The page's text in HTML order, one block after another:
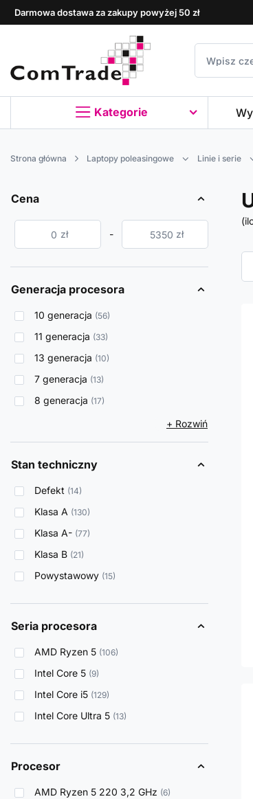
Darmowa dostawa za zakupy powyżej 50 zł
Kategorie
Strona główna Laptopy poleasingowe Linie i serie
Cena
zł - zł
Generacja procesora
10 generacja 56
11 generacja 33
13 generacja 10
7 generacja 13
8 generacja 17
+ Rozwiń
Stan techniczny
Defekt 14
Klasa A 130
Klasa A- 77
Klasa B 21
Powystawowy 15
Seria procesora
AMD Ryzen 5 106
Intel Core 5 9
Intel Core i5 129
Intel Core Ultra 5 13
Procesor
AMD Ryzen 5 220 3,2 GHz 6